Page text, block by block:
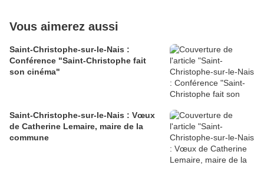
Vous aimerez aussi
Saint-Christophe-sur-le-Nais :
Conférence "Saint-Christophe fait
son cinéma"
Saint-Christophe-sur-le-Nais : Vœux
de Catherine Lemaire, maire de la
commune